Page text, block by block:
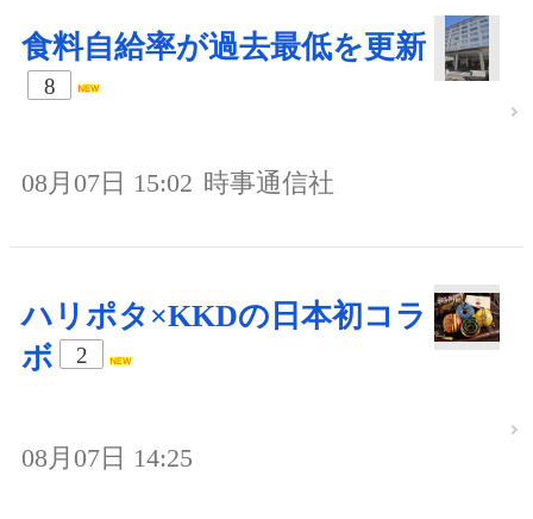
食料自給率が過去最低を更新
8
08月07日 15:02 時事通信社
ハリポタ×KKDの日本初コラ
ボ
2
08月07日 14:25